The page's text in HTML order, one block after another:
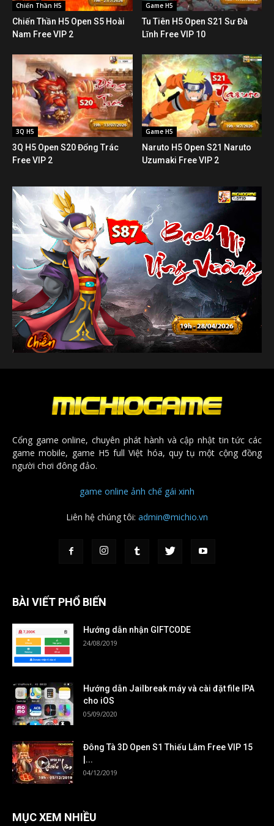
Chiến Thần H5
Chiến Thần H5 Open S5 Hoài
Nam Free VIP 2
Game H5
Tu Tiên H5 Open S21 Sư Đà
Lĩnh Free VIP 10
3Q H5
3Q H5 Open S20 Đổng Trác
Free VIP 2
Game H5
Naruto H5 Open S21 Naruto
Uzumaki Free VIP 2
Cổng game online, chuyên phát hành và cập nhật tin tức các
game mobile, game H5 full Việt hóa, quy tụ một cộng đồng
người chơi đông đảo.
game online ảnh chế gái xinh
Liên hệ chúng tôi: admin@michio.vn
BÀI VIẾT PHỔ BIẾN
Hướng dẫn nhận GIFTCODE
24/08/2019
Hướng dẫn Jailbreak máy và cài đặt file IPA
cho iOS
05/09/2020
Đông Tà 3D Open S1 Thiếu Lâm Free VIP 15
|...
04/12/2019
MỤC XEM NHIỀU